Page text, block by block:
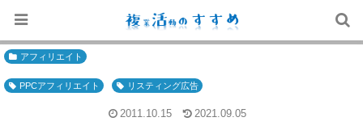
アフィリエイト
PPCアフィリエイト リスティング広告
2011.10.15 2021.09.05